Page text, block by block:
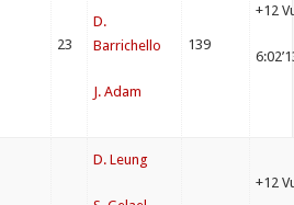
23
D.
Barrichello
J. Adam
139
+12
D. Leung
+12